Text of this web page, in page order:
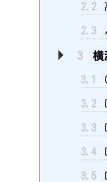
2.2
2.3
3 横
3.1
3.2
3.3
3.4
3.5